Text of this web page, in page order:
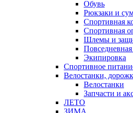
Обувь
Рюкзаки и
Спортивная
Спортивная
Шлемы и
Экипировка
Спортивное
Велостанки,
Велостанки
Запчасти и
ЛЕТО
ЗИМА